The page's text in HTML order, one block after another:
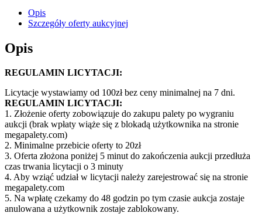
Opis
Szczegóły oferty aukcyjnej
Opis
REGULAMIN LICYTACJI:
Licytacje wystawiamy od 100zł bez ceny minimalnej na 7 dni.
REGULAMIN LICYTACJI:
1. Złożenie oferty zobowiązuje do zakupu palety po wygraniu
aukcji (brak wpłaty wiąże się z blokadą użytkownika na stronie
megapalety.com)
2. Minimalne przebicie oferty to 20zł
3. Oferta złożona poniżej 5 minut do zakończenia aukcji przedłuża
czas trwania licytacji o 3 minuty
4. Aby wziąć udział w licytacji należy zarejestrować się na stronie
megapalety.com
5. Na wpłatę czekamy do 48 godzin po tym czasie aukcja zostaje
anulowana a użytkownik zostaje zablokowany.